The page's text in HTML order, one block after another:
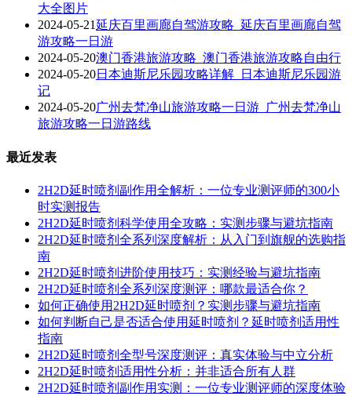
大全图片
2024-05-21延庆百里画廊自驾游攻略_延庆百里画廊自驾
游攻略一日游
2024-05-20澳门香港旅游攻略_澳门香港旅游攻略自由行
2024-05-20日本迪斯尼乐园攻略详解_日本迪斯尼乐园游
记
2024-05-20广州去梵净山旅游攻略一日游_广州去梵净山
旅游攻略一日游路线
最近发表
2H2D延时喷剂副作用全解析：一位专业测评师的300小
时实测报告
2H2D延时喷剂科学使用全攻略：实测步骤与避坑指南
2H2D延时喷剂全系列深度解析：从入门到旗舰的选购指
南
2H2D延时喷剂进阶使用技巧：实测经验与避坑指南
2H2D延时喷剂全系列深度测评：哪款最适合你？
如何正确使用2H2D延时喷剂？实测步骤与避坑指南
如何判断自己是否适合使用延时喷剂？延时喷剂适用性
指南
2H2D延时喷剂全型号深度测评：真实体验与中立分析
2H2D延时喷剂适用性分析：并非适合所有人群
2H2D延时喷剂副作用实测：一位专业测评师的深度体验